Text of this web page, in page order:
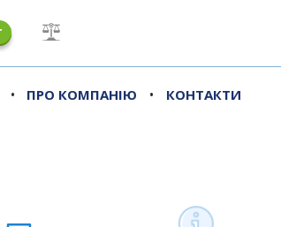
• ПРО КОМПАНІЮ • КОНТАКТИ